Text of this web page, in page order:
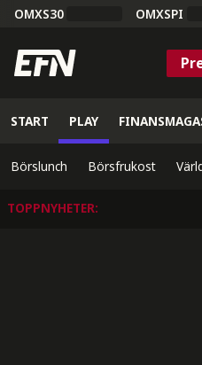
OMXS30 OMXSPI
START PLAY
Börslunch Börsfrukost
TOPPNYHETER: